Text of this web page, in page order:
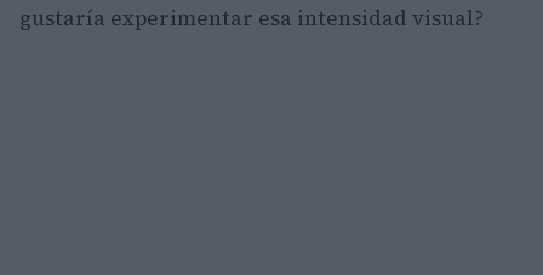
gustaría experimentar esa intensidad visual?